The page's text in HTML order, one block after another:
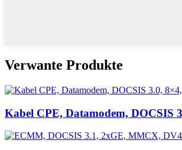
Verwante Produkte
Kabel CPE, Datamodem, DOCSIS